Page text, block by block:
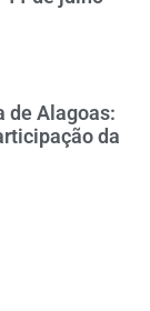
de Alagoas:
da